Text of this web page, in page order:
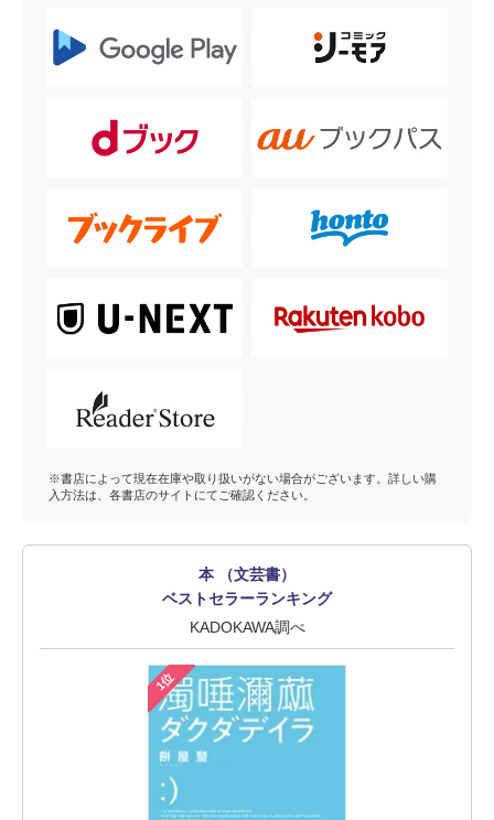
※書店によって現在在庫や取り扱いがない場合がございます。詳しい購
入方法は、各書店のサイトにてご確認ください。
本 （文芸書）
ベストセラーランキング
KADOKAWA調べ
1位